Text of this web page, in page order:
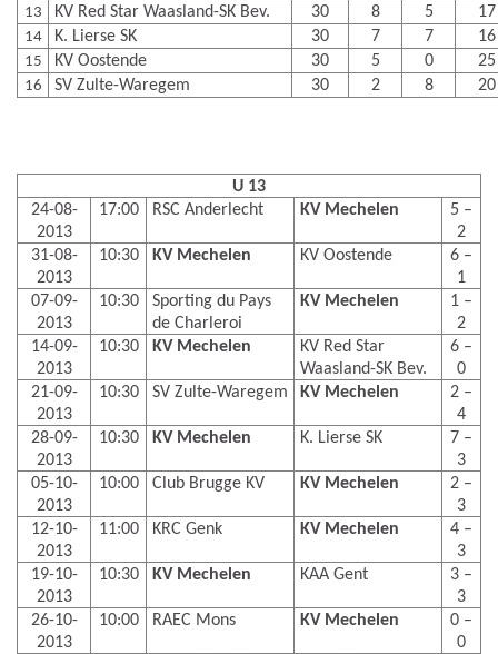
13 KV Red Star Waasland-SK Bev. 30 8 5 17
14 K. Lierse SK 30 7 7 16
15 KV Oostende 30 5 0 25
16 SV Zulte-Waregem 30 2 8 20
U 13
24-08-
2013
17:00 RSC Anderlecht KV Mechelen
5 –
2
31-08-
2013
10:30 KV Mechelen KV Oostende
6 –
1
07-09-
2013
10:30
Sporting du Pays
de Charleroi
KV Mechelen
1 –
2
14-09-
2013
10:30 KV Mechelen
KV Red Star
Waasland-SK Bev.
6 –
0
21-09-
2013
10:30 SV Zulte-Waregem KV Mechelen
2 –
4
28-09-
2013
10:30 KV Mechelen K. Lierse SK
7 –
3
05-10-
2013
10:00 Club Brugge KV KV Mechelen
2 –
3
12-10-
2013
11:00 KRC Genk KV Mechelen
4 –
3
19-10-
2013
10:30 KV Mechelen KAA Gent
3 –
3
26-10-
2013
10:00 RAEC Mons KV Mechelen
0 –
0